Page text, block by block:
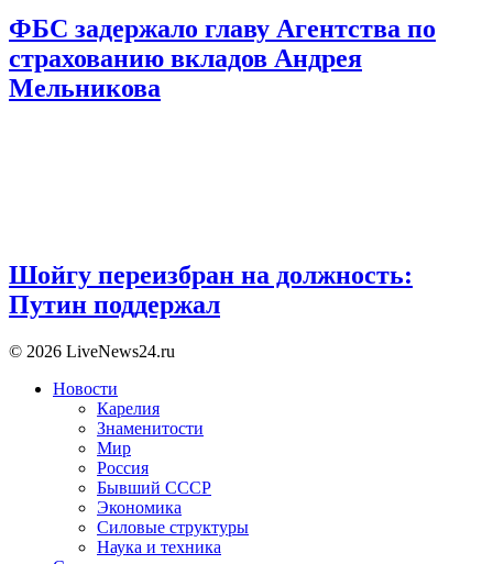
ФБС задержало главу Агентства по
страхованию вкладов Андрея
Мельникова
Шойгу переизбран на должность:
Путин поддержал
© 2026 LiveNews24.ru
Новости
Карелия
Знаменитости
Мир
Россия
Бывший СССР
Экономика
Силовые структуры
Наука и техника